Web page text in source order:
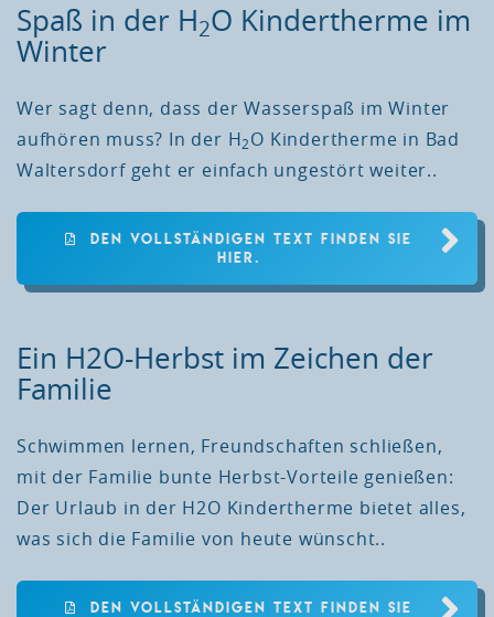
Spaß in der H2O Kindertherme im
Winter
Wer sagt denn, dass der Wasserspaß im Winter
aufhören muss? In der H2O Kindertherme in Bad
Waltersdorf geht er einfach ungestört weiter..
DEN VOLLSTÄNDIGEN TEXT FINDEN SIE
HIER.
Ein H2O-Herbst im Zeichen der
Familie
Schwimmen lernen, Freundschaften schließen,
mit der Familie bunte Herbst-Vorteile genießen:
Der Urlaub in der H2O Kindertherme bietet alles,
was sich die Familie von heute wünscht..
DEN VOLLSTÄNDIGEN TEXT FINDEN SIE